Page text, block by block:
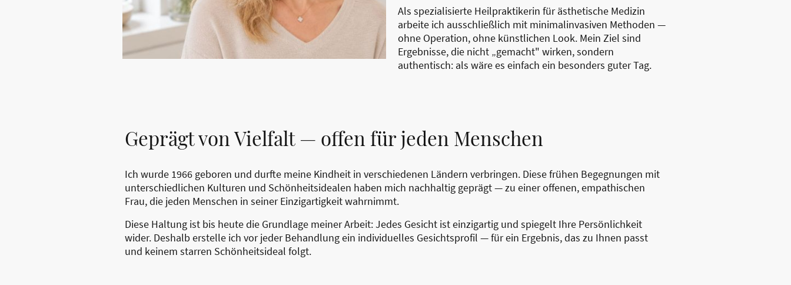
Als spezialisierte Heilpraktikerin für ästhetische Medizin
arbeite ich ausschließlich mit minimalinvasiven Methoden —
ohne Operation, ohne künstlichen Look. Mein Ziel sind
Ergebnisse, die nicht „gemacht" wirken, sondern
authentisch: als wäre es einfach ein besonders guter Tag.
Geprägt von Vielfalt — offen für jeden Menschen
Ich wurde 1966 geboren und durfte meine Kindheit in verschiedenen Ländern verbringen. Diese frühen Begegnungen mit
unterschiedlichen Kulturen und Schönheitsidealen haben mich nachhaltig geprägt — zu einer offenen, empathischen
Frau, die jeden Menschen in seiner Einzigartigkeit wahrnimmt.
Diese Haltung ist bis heute die Grundlage meiner Arbeit: Jedes Gesicht ist einzigartig und spiegelt Ihre Persönlichkeit
wider. Deshalb erstelle ich vor jeder Behandlung ein individuelles Gesichtsprofil — für ein Ergebnis, das zu Ihnen passt
und keinem starren Schönheitsideal folgt.